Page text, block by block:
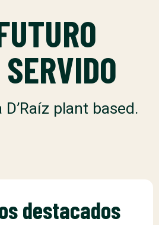
plant based.
destacados